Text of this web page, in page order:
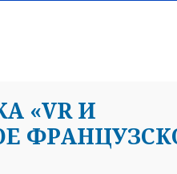
«VR И